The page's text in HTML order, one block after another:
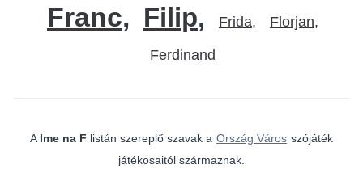
Franc Filip Frida Florjan
Ferdinand
A Ime na F listán szereplő szavak a Ország Város szójáték
játékosaitól származnak.